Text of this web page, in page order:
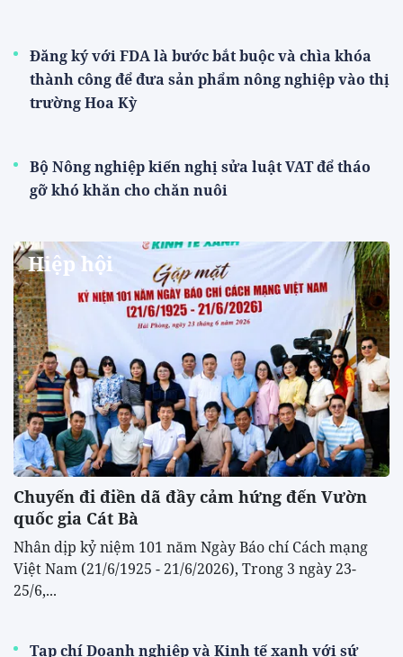
Đăng ký với FDA là bước bắt buộc và chìa khóa
thành công để đưa sản phẩm nông nghiệp vào thị
trường Hoa Kỳ
Bộ Nông nghiệp kiến nghị sửa luật VAT để tháo
gỡ khó khăn cho chăn nuôi
Hiệp hội
Chuyến đi điền dã đầy cảm hứng đến Vườn
quốc gia Cát Bà
Nhân dịp kỷ niệm 101 năm Ngày Báo chí Cách mạng
Việt Nam (21/6/1925 - 21/6/2026), Trong 3 ngày 23-
25/6,...
Tạp chí Doanh nghiệp và Kinh tế xanh với sứ